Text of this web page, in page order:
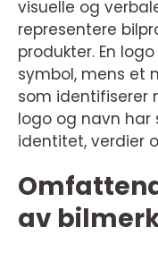
visuelle og
representere
produkter. En
symbol, mens et
som identifiserer
logo og navn
identitet, verdier
av